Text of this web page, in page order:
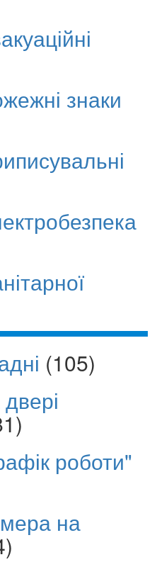
знаки
(105)
роботи"
на